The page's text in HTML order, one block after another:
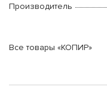
Производитель
Все товары «КОПИР»